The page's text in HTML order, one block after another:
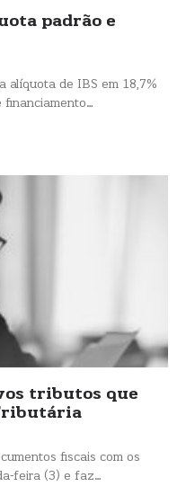
padrão e
alíquota de IBS em 18,7%
financiamento…
tributos que
fiscais com os
feira (3) e faz…